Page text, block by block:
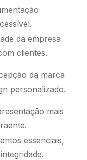
da empresa
clientes.
da marca
personalizado.
mais
essenciais,